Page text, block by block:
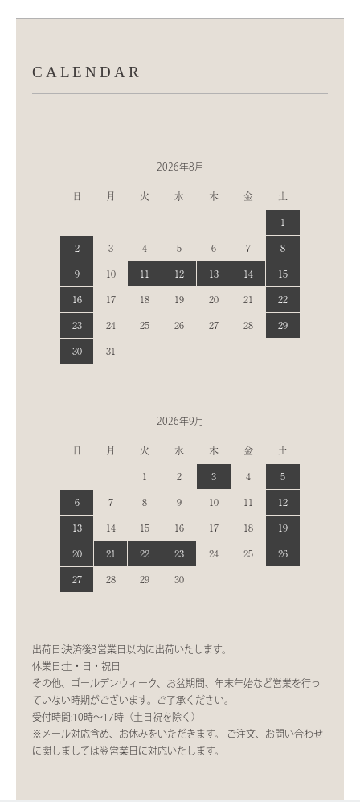
CALENDAR
2026年8月
日 月 火 水 木 金
土
1
2
3 4 5 6 7
8
9
10 11 12 13 14
15
16
17 18 19 20 21
22
23
24 25 26 27 28
29
30
31
2026年9月
日 月 火 水 木 金
土
1
2 3 4
5
6
7 8 9 10 11
12
13
14 15 16 17 18
19
20
21 22 23 24 25
26
27
28 29 30
出荷日:決済後3営業日以内に出荷いたします。
休業日:土・日・祝日
その他、ゴールデンウィーク、お盆期間、年末年始など営業を行っ
ていない時期がございます。ご了承ください。
受付時間:10時〜17時（土日祝を除く）
※メール対応含め、お休みをいただきます。 ご注文、お問い合わせ
に関しましては翌営業日に対応いたします。